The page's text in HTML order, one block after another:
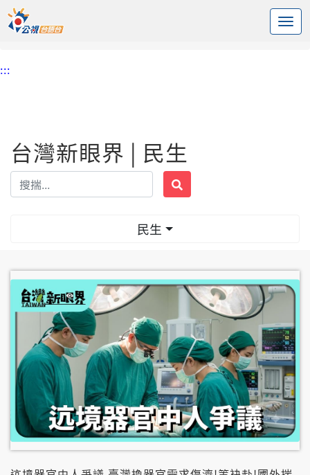
中央內容區塊
頭頁
:::
台灣新眼界 | 民生
民生